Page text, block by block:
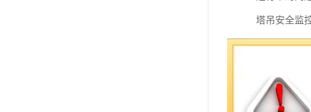
塔吊安全监
1. 实时监控
2. 多种监
3. 预警功能